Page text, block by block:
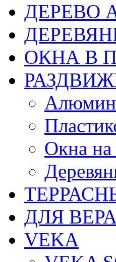
ДЕРЕВО
ОКНА В
Окна на
ДЛЯ
VEKA